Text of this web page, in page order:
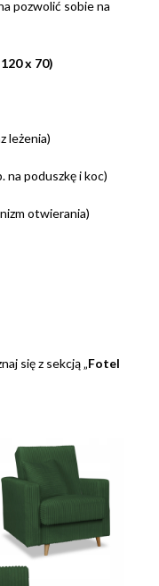
pozwolić sobie na
x 70)
leżenia)
na poduszkę i koc)
otwierania)
się z sekcją „Fotel